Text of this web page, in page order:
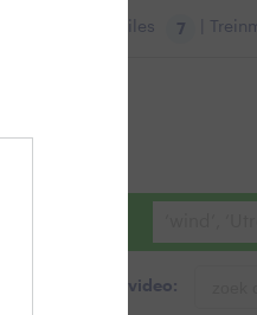
Files 7 |
Zoeken in foto & video: